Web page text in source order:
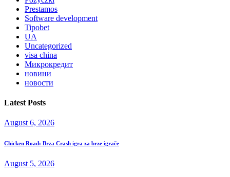
Prestamos
Software development
Tipobet
UA
Uncategorized
visa china
Микрокредит
новини
новости
Latest Posts
August 6, 2026
Chicken Road: Brza Crash igra za brze igrače
August 5, 2026